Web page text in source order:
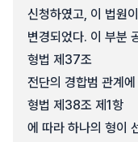
신청하였고, 이 법원
변경되었다. 이 부분
형법 제37조
전단의 경합범 관계에
형법 제38조 제1항
에 따라 하나의 형이